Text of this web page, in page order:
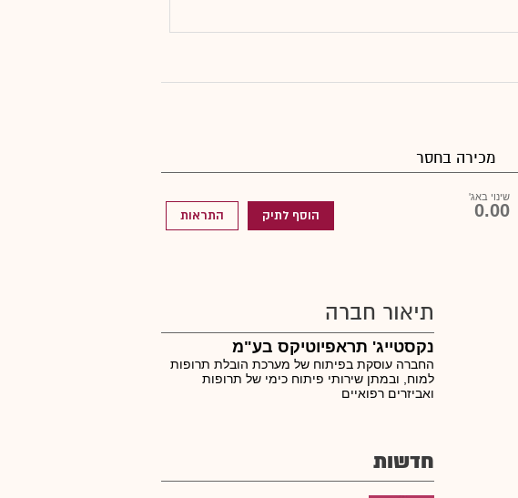
מכירה בחסר
שינוי באג'
0.00 הוסף לתיק התראות
תיאור חברה
נקסטייג' תראפיוטיקס בע"מ
החברה עוסקת בפיתוח של מערכת הובלת תרופות
למוח, ובמתן שירותי פיתוח כימי של תרופות
ואביזרים רפואיים
חדשות